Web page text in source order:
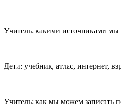
Учитель: какими источниками мы
Дети: учебник, атлас, интернет,
Учитель: как мы можем записать